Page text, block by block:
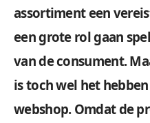
assortiment een
een grote rol gaan
van de consument.
is toch wel het
webshop. Omdat de